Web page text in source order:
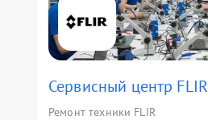
Сервисный центр FLIR
Ремонт техники FLIR